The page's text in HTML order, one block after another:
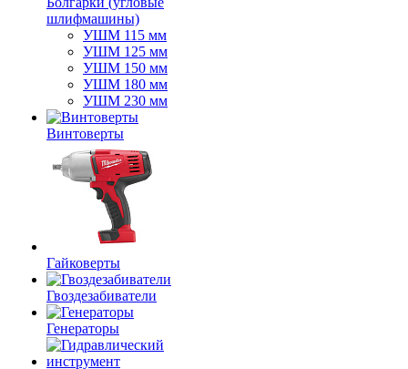
шлифмашины)
УШМ 115 мм
УШМ 125 мм
УШМ 150 мм
УШМ 180 мм
УШМ 230 мм
Винтоверты
Гайковерты
Гвоздезабиватели
Генераторы